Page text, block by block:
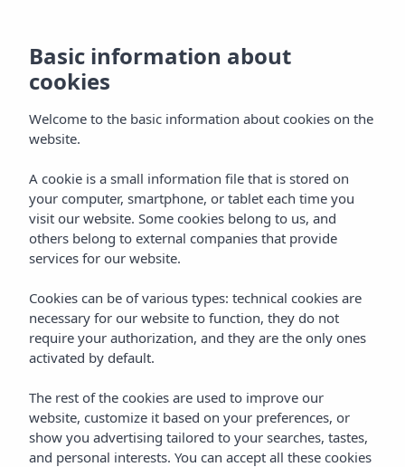
Situatie
Vibra Central City Aparthotel
Home Ibiza
San Antonio De Portmany
Vibra Central City Aparthotel
SITUATIE
Basic information about
cookies
Welcome to the basic information about cookies on the
website.
A cookie is a small information file that is stored on
your computer, smartphone, or tablet each time you
visit our website. Some cookies belong to us, and
others belong to external companies that provide
services for our website.
Cookies can be of various types: technical cookies are
necessary for our website to function, they do not
require your authorization, and they are the only ones
activated by default.
The rest of the cookies are used to improve our
website, customize it based on your preferences, or
show you advertising tailored to your searches, tastes,
and personal interests. You can accept all these cookies